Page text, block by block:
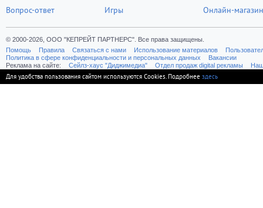
Вопрос-ответ
Игры
Онлайн-магазин
© 2000-2026, ООО "КЕПРЕЙТ ПАРТНЕРС". Все права защищены.
Помощь
Правила Связаться с нами Использование материалов
Политика в сфере конфиденциальности и персональных данных
Вакансии
Реклама на сайте:
Cейлз-хаус "Диджимедиа" Отдел продаж digital рекламы
Для удобства пользования сайтом используются Cookies. Подробнее здесь